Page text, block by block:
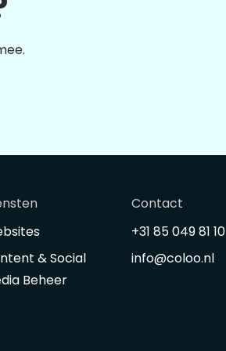
Contact
+31 85 049 81 10
info@coloo.nl
& Social
Beheer